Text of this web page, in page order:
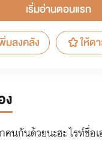
เริ่มอ่านตอนแรก
มลงคลัง
ให้ด
ง
นกันด้วยนะฮะ ไรท์ชื่อเ